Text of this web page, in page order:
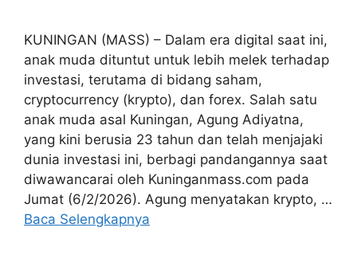
KUNINGAN (MASS) – Dalam era digital saat ini,
anak muda dituntut untuk lebih melek terhadap
investasi, terutama di bidang saham,
cryptocurrency (krypto), dan forex. Salah satu
anak muda asal Kuningan, Agung Adiyatna,
yang kini berusia 23 tahun dan telah menjajaki
dunia investasi ini, berbagi pandangannya saat
diwawancarai oleh Kuninganmass.com pada
Jumat (6/2/2026). Agung menyatakan krypto, …
Baca Selengkapnya